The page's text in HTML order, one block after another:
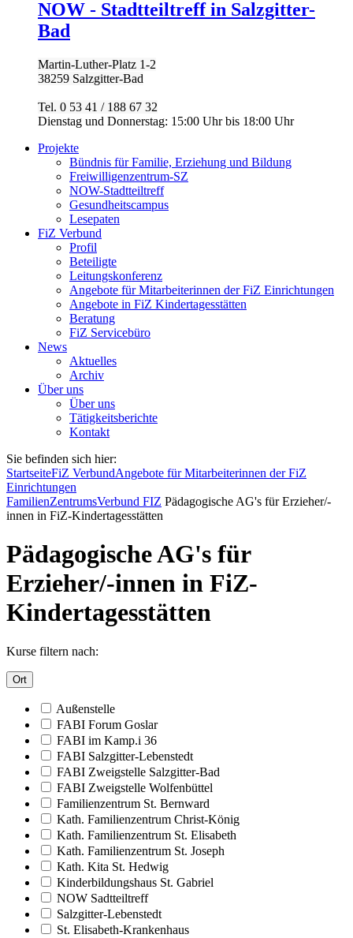
NOW - Stadtteiltreff in Salzgitter-
Bad
Martin-Luther-Platz 1-2
38259 Salzgitter-Bad
Tel. 0 53 41 / 188 67 32
Dienstag und Donnerstag: 15:00 Uhr bis 18:00 Uhr
Projekte
Bündnis für Familie, Erziehung und Bildung
Freiwilligenzentrum-SZ
NOW-Stadtteiltreff
Gesundheitscampus
Lesepaten
FiZ Verbund
Profil
Beteiligte
Leitungskonferenz
Angebote für Mitarbeiterinnen der FiZ Einrichtungen
Angebote in FiZ Kindertagesstätten
Beratung
FiZ Servicebüro
News
Aktuelles
Archiv
Über uns
Über uns
Tätigkeitsberichte
Kontakt
Sie befinden sich hier:
StartseiteFiZ VerbundAngebote für Mitarbeiterinnen der FiZ
Einrichtungen
FamilienZentrumsVerbund FIZ Pädagogische AG's für Erzieher/-
innen in FiZ-Kindertagesstätten
Pädagogische AG's für
Erzieher/-innen in FiZ-
Kindertagesstätten
Kurse filtern nach:
Ort
Außenstelle
FABI Forum Goslar
FABI im Kamp.i 36
FABI Salzgitter-Lebenstedt
FABI Zweigstelle Salzgitter-Bad
FABI Zweigstelle Wolfenbüttel
Familienzentrum St. Bernward
Kath. Familienzentrum Christ-König
Kath. Familienzentrum St. Elisabeth
Kath. Familienzentrum St. Joseph
Kath. Kita St. Hedwig
Kinderbildungshaus St. Gabriel
NOW Sadtteiltreff
Salzgitter-Lebenstedt
St. Elisabeth-Krankenhaus